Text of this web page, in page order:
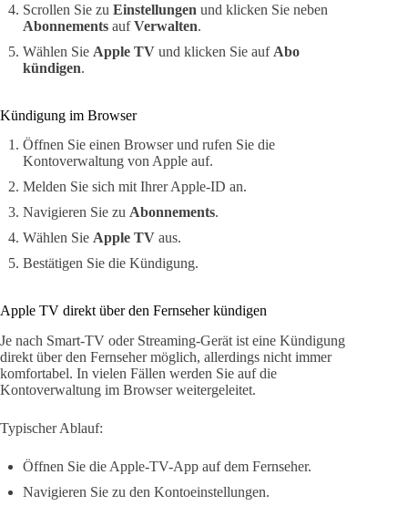
Scrollen Sie zu Einstellungen und klicken Sie neben
Abonnements aufVerwalten.
Wählen Sie Apple TV und klicken Sie auf Abo
kündigen.
Kündigung im Browser
Öffnen Sie einen Browser und rufen Sie die
Kontoverwaltung von Apple auf.
Melden Sie sich mit Ihrer Apple-ID an.
Navigieren Sie zu Abonnements.
Wählen Sie Apple TV aus.
Bestätigen Sie die Kündigung.
Apple TV direkt über den Fernseher kündigen
Je nach Smart-TV oder Streaming-Gerät ist eine Kündigung
direkt über den Fernseher möglich, allerdings nicht immer
komfortabel. In vielen Fällen werden Sie auf die
Kontoverwaltung im Browser weitergeleitet.
Typischer Ablauf:
Öffnen Sie die Apple-TV-App auf dem Fernseher.
Navigieren Sie zu den Kontoeinstellungen.